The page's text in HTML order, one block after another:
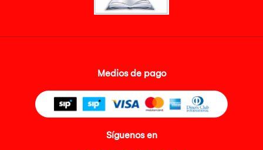
Medios de pago
Síguenos en